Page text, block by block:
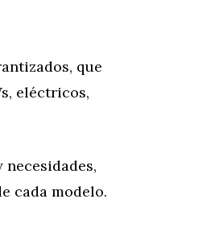
que
eléctricos,
cada modelo.